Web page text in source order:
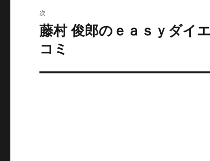
ー
シ
ョ
ン
次
次
の
投
稿:
藤村 俊郎のｅａｓｙダイ
コミ